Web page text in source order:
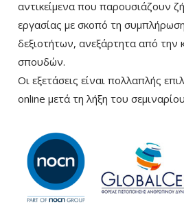
αντικείμενα που παρουσιάζουν
εργασίας με σκοπό τη
δεξιοτήτων, ανεξάρτητα από την
σπουδών.
Οι εξετάσεις είναι πολλαπλής
online μετά τη λήξη του